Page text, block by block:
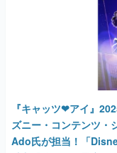
『キャッツ❤アイ』
ズニー・コンテンツ・
Ado氏が担当！「